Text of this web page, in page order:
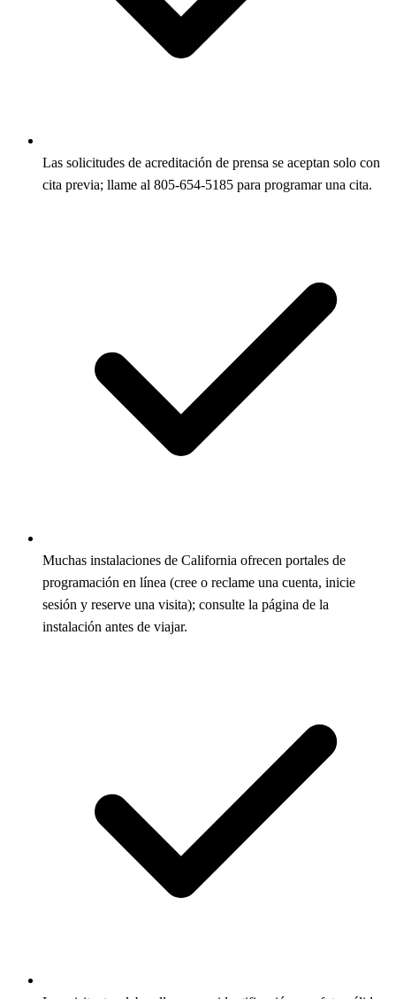
Las solicitudes de acreditación de prensa se aceptan solo con
cita previa; llame al 805-654-5185 para programar una cita.
Muchas instalaciones de California ofrecen portales de
programación en línea (cree o reclame una cuenta, inicie
sesión y reserve una visita); consulte la página de la
instalación antes de viajar.